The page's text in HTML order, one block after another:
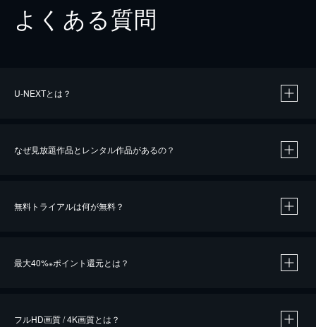
よくある質問
U-NEXTとは？
なぜ見放題作品とレンタル作品があるの？
無料トライアルは何が無料？
最大40%※ポイント還元とは？
フルHD画質 / 4K画質とは？